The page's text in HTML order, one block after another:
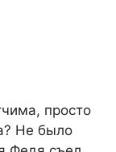
просто
Не было